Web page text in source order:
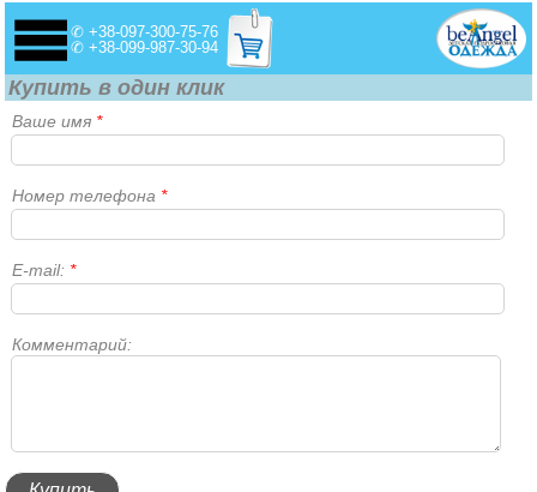
✆ +38-097-300-75-76
✆ +38-099-987-30-94
Купить в один клик
Ваше имя *
Номер телефона *
E-mail: *
Комментарий: